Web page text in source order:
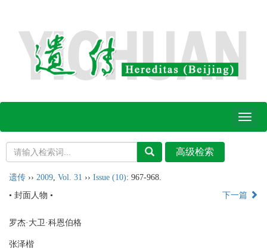
Toggle
遗传 ›› 2009 Vol. 31 ›› Issue (10): 967-968.
• 封面人物 •
下一篇
罗杰·大卫·科恩伯格
张泽楷